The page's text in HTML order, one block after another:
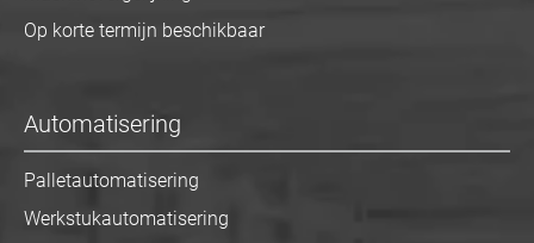
Op korte termijn beschikbaar
Automatisering
Palletautomatisering
Werkstukautomatisering